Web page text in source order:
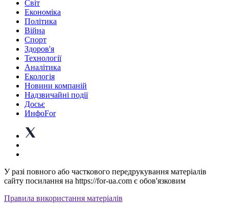
Світ
Економіка
Політика
Війна
Спорт
Здоров'я
Технології
Аналітика
Екологія
Новини компаній
Надзвичайні події
Досьє
ИнфоFor
У разі повного або часткового передрукування матеріалів
сайту посилання на https://for-ua.com є обов'язковим
Правила використання матеріалів